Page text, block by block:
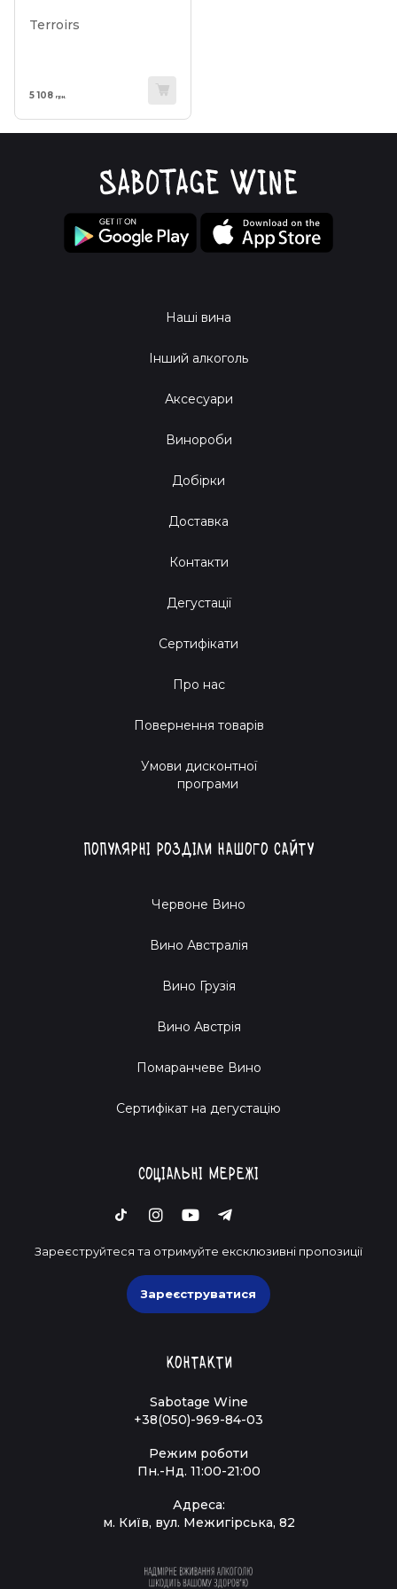
Terroirs
5 108 грн.
Наші вина
Інший алкоголь
Аксесуари
Винороби
Добірки
Доставка
Контакти
Дегустації
Сертифікати
Про нас
Повернення товарів
Умови дисконтної
програми
Популярні розділи нашого сайту
Червоне Вино
Вино Австралія
Вино Грузія
Вино Австрія
Помаранчеве Вино
Cертифікат на дегустацію
Соціальні мережі
Зареєструйтеся та отримуйте ексклюзивні пропозиції
Зареєструватися
Контакти
Sabotage Wine
+38(050)-969-84-03
Режим роботи
Пн.-Нд. 11:00-21:00
Адреса:
м. Київ, вул. Межигірська, 82